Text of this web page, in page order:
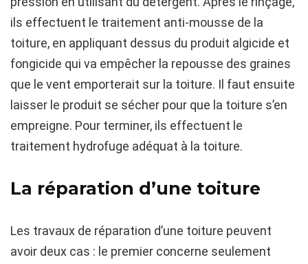
ils effectuent le traitement anti-mousse de la
toiture, en appliquant dessus du produit algicide et
fongicide qui va empêcher la repousse des graines
que le vent emporterait sur la toiture. Il faut ensuite
laisser le produit se sécher pour que la toiture s’en
empreigne. Pour terminer, ils effectuent le
traitement hydrofuge adéquat à la toiture.
La réparation d’une toiture
Les travaux de réparation d’une toiture peuvent
avoir deux cas : le premier concerne seulement